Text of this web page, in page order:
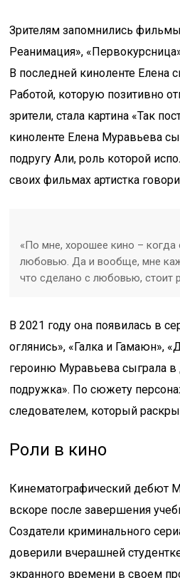
Зрителям запомнились
Реанимация»,
В последней киноленте Елена
Работой, которую позитивно
зрители, стала картина «Так
киноленте Елена Муравьева
подругу Али, роль которой
своих фильмах артистка
«По мне, хорошее кино – когда
любовью. Да и вообще, мне
что сделано с любовью, стоит
В 2021 году она появилась в
оглянись», «Галка и Гамаюн»,
героиню Муравьева сыграла в
подружка». По сюжету
следователем, который
Роли в кино
Кинематографический дебют
вскоре после завершения
Создатели криминального
доверили вчерашней
экранного времени в своем